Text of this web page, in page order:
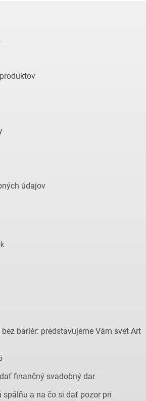
údajov
bariér: predstavujeme Vám svet Art
finančný svadobný dar
a na čo si dať pozor pri